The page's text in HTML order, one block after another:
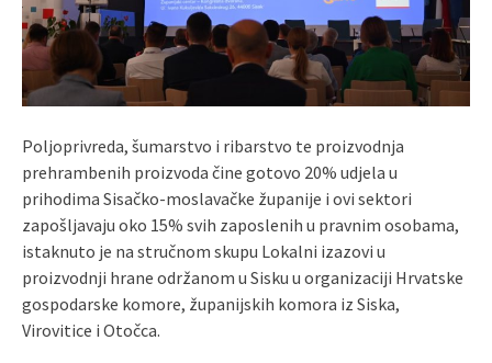
Poljoprivreda, šumarstvo i ribarstvo te proizvodnja
prehrambenih proizvoda čine gotovo 20% udjela u
prihodima Sisačko-moslavačke županije i ovi sektori
zapošljavaju oko 15% svih zaposlenih u pravnim osobama,
istaknuto je na stručnom skupu Lokalni izazovi u
proizvodnji hrane održanom u Sisku u organizaciji Hrvatske
gospodarske komore, županijskih komora iz Siska,
Virovitice i Otočca.